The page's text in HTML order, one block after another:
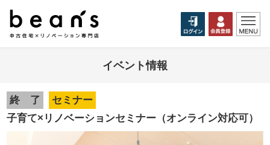
イベント情報
終 了
セミナー
子育て×リノベーションセミナー（オンライン対応可）